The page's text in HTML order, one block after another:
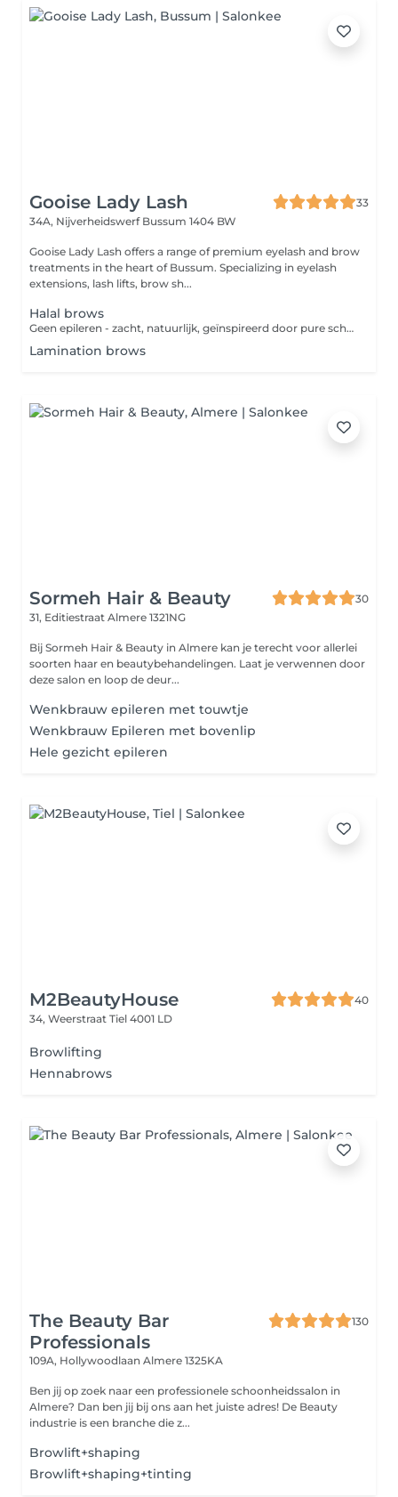
Gooise Lady Lash
33
34A, Nijverheidswerf Bussum 1404 BW
Gooise Lady Lash offers a range of premium eyelash and brow
treatments in the heart of Bussum. Specializing in eyelash
extensions, lash lifts, brow sh...
Halal brows
Geen epileren - zacht, natuurlijk, geïnspireerd door pure schoonheid.
Lamination brows
Sormeh Hair & Beauty
30
31, Editiestraat Almere 1321NG
Bij Sormeh Hair & Beauty in Almere kan je terecht voor allerlei
soorten haar en beautybehandelingen. Laat je verwennen door
deze salon en loop de deur...
Wenkbrauw epileren met touwtje
Wenkbrauw Epileren met bovenlip
Hele gezicht epileren
M2BeautyHouse
40
34, Weerstraat Tiel 4001 LD
Browlifting
Hennabrows
The Beauty Bar
Professionals
130
109A, Hollywoodlaan Almere 1325KA
Ben jij op zoek naar een professionele schoonheidssalon in
Almere? Dan ben jij bij ons aan het juiste adres! De Beauty
industrie is een branche die z...
Browlift+shaping
Browlift+shaping+tinting